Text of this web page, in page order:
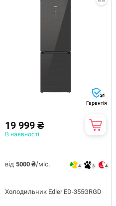
24
Гарантія
19 999 ₴
В наявності
від 5000 ₴/міс. 4 3 4
Холодильник Edler ED-355GRGD